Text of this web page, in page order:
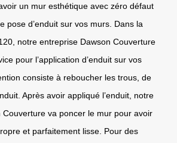
un mur esthétique avec zéro défaut
pose d’enduit sur vos murs. Dans la
notre entreprise Dawson Couverture
pour l’application d’enduit sur vos
consiste à reboucher les trous, de
Après avoir appliqué l’enduit, notre
Couverture va poncer le mur pour avoir
et parfaitement lisse. Pour des